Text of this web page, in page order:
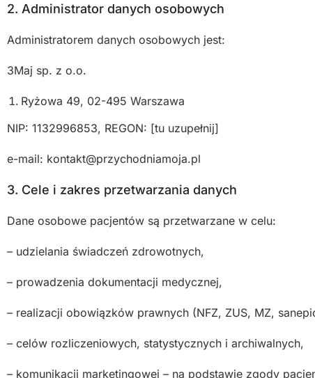
2. Administrator danych osobowych
Administratorem danych osobowych jest:
3Maj sp. z o.o.
Ryżowa 49, 02-495 Warszawa
NIP: 1132996853, REGON: [tu uzupełnij]
e-mail: kontakt@przychodniamoja.pl
3. Cele i zakres przetwarzania danych
Dane osobowe pacjentów są przetwarzane w celu:
– udzielania świadczeń zdrowotnych,
– prowadzenia dokumentacji medycznej,
– realizacji obowiązków prawnych (NFZ, ZUS, MZ,
– celów rozliczeniowych, statystycznych i archiwalnych,
– komunikacji marketingowej – na podstawie zgody